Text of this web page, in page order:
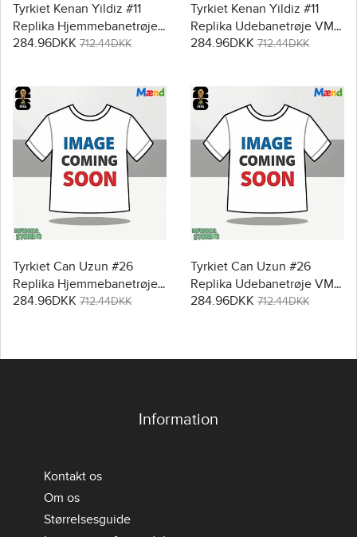
Tyrkiet Kenan Yildiz #11
Replika Hjemmebanetrøje
VM 2026 Kortærmet
284.96DKK 712.44DKK
Tyrkiet Kenan Yildiz #11
Replika Udebanetrøje VM
2026 Kortærmet
284.96DKK 712.44DKK
Tyrkiet Can Uzun #26
Replika Hjemmebanetrøje
VM 2026 Kortærmet
284.96DKK 712.44DKK
Tyrkiet Can Uzun #26
Replika Udebanetrøje VM
2026 Kortærmet
284.96DKK 712.44DKK
Information
Kontakt os
Om os
Størrelsesguide